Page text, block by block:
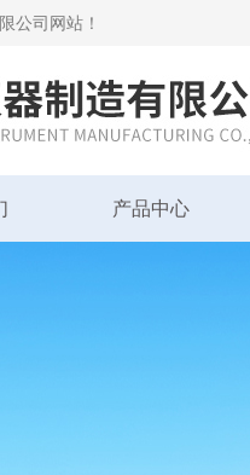
公司网站！
产品中心